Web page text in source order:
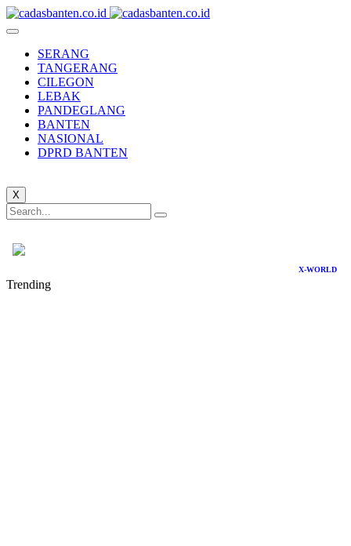
SERANG
TANGERANG
CILEGON
LEBAK
PANDEGLANG
BANTEN
NASIONAL
DPRD BANTEN
X
X-WORLD
Trending